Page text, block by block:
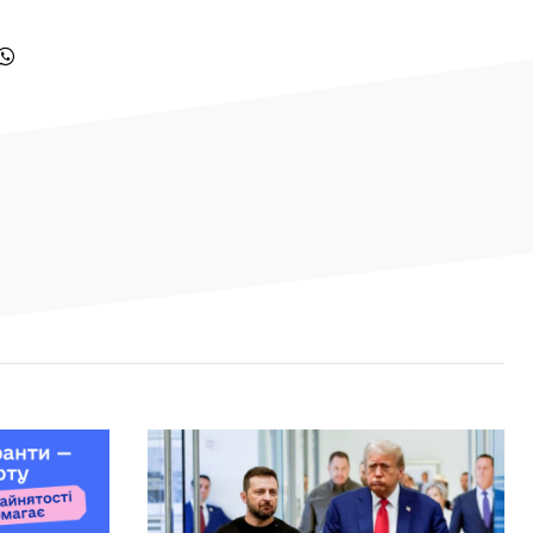
«Dovidka.Крим»: нова безпекова
В Україні триває тиждень
безоплатного тестування на
гепатити В і С